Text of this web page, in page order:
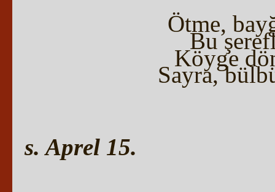
Ötme,
Bu
Köyge
Sayra,
s. Aprel 15.